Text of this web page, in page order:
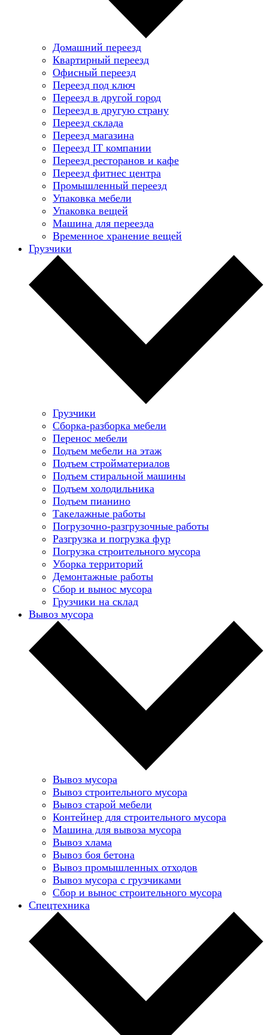
Домашний переезд
Квартирный переезд
Офисный переезд
Переезд под ключ
Переезд в другой город
Переезд в другую страну
Переезд склада
Переезд магазина
Переезд IT компании
Переезд ресторанов и кафе
Переезд фитнес центра
Промышленный переезд
Упаковка мебели
Упаковка вещей
Машина для переезда
Временное хранение вещей
Грузчики
Грузчики
Сборка-разборка мебели
Перенос мебели
Подъем мебели на этаж
Подъем стройматериалов
Подъем стиральной машины
Подъем холодильника
Подъем пианино
Такелажные работы
Погрузочно-разгрузочные работы
Разгрузка и погрузка фур
Погрузка строительного мусора
Уборка территорий
Демонтажные работы
Сбор и вынос мусора
Грузчики на склад
Вывоз мусора
Вывоз мусора
Вывоз строительного мусора
Вывоз старой мебели
Контейнер для строительного мусора
Машина для вывоза мусора
Вывоз хлама
Вывоз боя бетона
Вывоз промышленных отходов
Вывоз мусора с грузчиками
Сбор и вынос строительного мусора
Спецтехника